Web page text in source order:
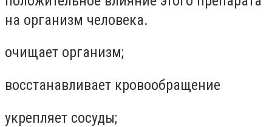
на организм человека.
очищает организм;
восстанавливает кровообращение
укрепляет сосуды;